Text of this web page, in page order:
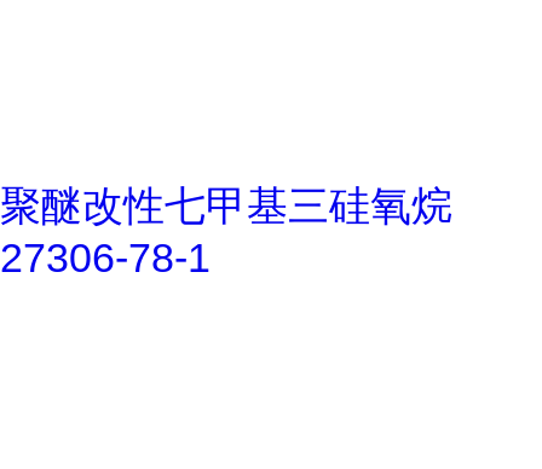
聚醚改性七甲基三硅氧烷
27306-78-1